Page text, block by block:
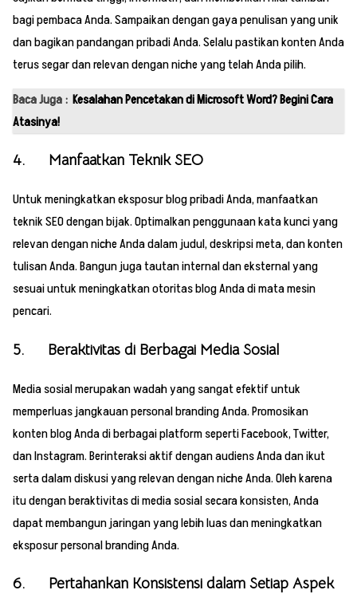
bagi pembaca Anda. Sampaikan dengan gaya penulisan yang unik
dan bagikan pandangan pribadi Anda. Selalu pastikan konten Anda
terus segar dan relevan dengan niche yang telah Anda pilih.
Baca Juga : Kesalahan Pencetakan di Microsoft Word? Begini Cara
Atasinya!
4. Manfaatkan Teknik SEO
Untuk meningkatkan eksposur blog pribadi Anda, manfaatkan
teknik SEO dengan bijak. Optimalkan penggunaan kata kunci yang
relevan dengan niche Anda dalam judul, deskripsi meta, dan konten
tulisan Anda. Bangun juga tautan internal dan eksternal yang
sesuai untuk meningkatkan otoritas blog Anda di mata mesin
pencari.
5. Beraktivitas di Berbagai Media Sosial
Media sosial merupakan wadah yang sangat efektif untuk
memperluas jangkauan personal branding Anda. Promosikan
konten blog Anda di berbagai platform seperti Facebook, Twitter,
dan Instagram. Berinteraksi aktif dengan audiens Anda dan ikut
serta dalam diskusi yang relevan dengan niche Anda. Oleh karena
itu dengan beraktivitas di media sosial secara konsisten, Anda
dapat membangun jaringan yang lebih luas dan meningkatkan
eksposur personal branding Anda.
6. Pertahankan Konsistensi dalam Setiap Aspek